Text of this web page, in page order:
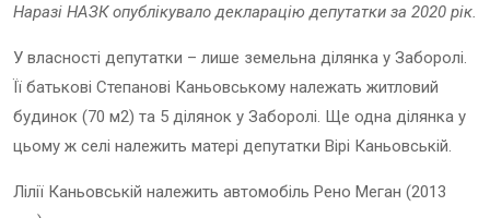
Наразі НАЗК опублікувало декларацію депутатки за 2020 рік.
У власності депутатки – лише земельна ділянка у Заборолі.
Її батькові Степанові Каньовському належать житловий
будинок (70 м2) та 5 ділянок у Заборолі. Ще одна ділянка у
цьому ж селі належить матері депутатки Вірі Каньовській.
Лілії Каньовській належить автомобіль Рено Меган (2013